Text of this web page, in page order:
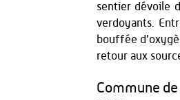
sentier dévoile
verdoyants.
bouffée
retour aux
Commune